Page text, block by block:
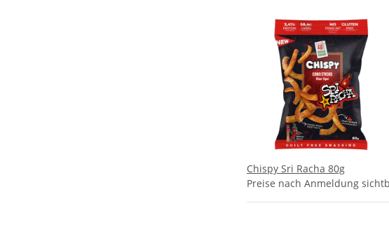
Chispy Sri Racha 80g
Preise nach Anmeldung